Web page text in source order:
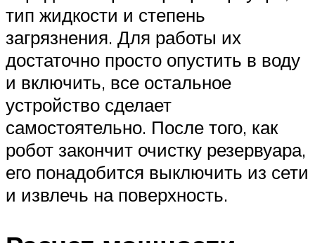
тип жидкости и степень
загрязнения. Для работы их
достаточно просто опустить в воду
и включить, все остальное
устройство сделает
самостоятельно. После того, как
робот закончит очистку резервуара,
его понадобится выключить из сети
и извлечь на поверхность.